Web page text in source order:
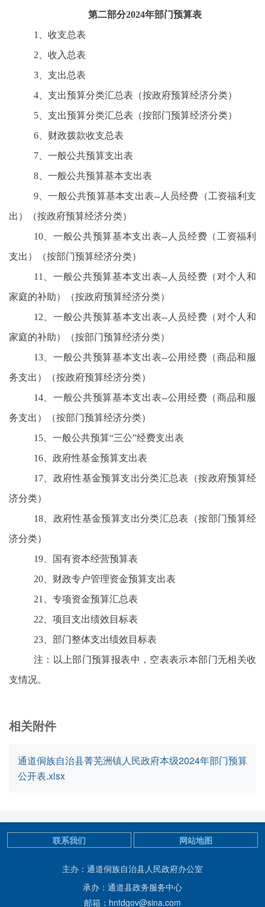
第二部分2024年部门预算表
1、收支总表
2、收入总表
3、支出总表
4、支出预算分类汇总表（按政府预算经济分类）
5、支出预算分类汇总表（按部门预算经济分类）
6、财政拨款收支总表
7、一般公共预算支出表
8、一般公共预算基本支出表
9、一般公共预算基本支出表--人员经费（工资福利支
出）（按政府预算经济分类）
10、一般公共预算基本支出表--人员经费（工资福利
支出）（按部门预算经济分类）
11、一般公共预算基本支出表--人员经费（对个人和
家庭的补助）（按政府预算经济分类）
12、一般公共预算基本支出表--人员经费（对个人和
家庭的补助）（按部门预算经济分类）
13、一般公共预算基本支出表--公用经费（商品和服
务支出）（按政府预算经济分类）
14、一般公共预算基本支出表--公用经费（商品和服
务支出）（按部门预算经济分类）
15、一般公共预算“三公”经费支出表
16、政府性基金预算支出表
17、政府性基金预算支出分类汇总表（按政府预算经
济分类）
18、政府性基金预算支出分类汇总表（按部门预算经
济分类）
19、国有资本经营预算表
20、财政专户管理资金预算支出表
21、专项资金预算汇总表
22、项目支出绩效目标表
23、部门整体支出绩效目标表
注：以上部门预算报表中，空表表示本部门无相关收
支情况。
相关附件
通道侗族自治县菁芜洲镇人民政府本级2024年部门预算
公开表.xlsx
主办：通道侗族自治县人民政府办公室
承办：通道县政务服务中心
邮箱：hntdgov@sina.com
联系我们 网站地图